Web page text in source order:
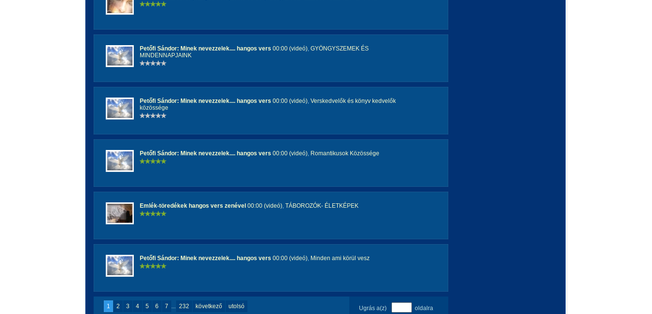
Petőfi Sándor: Minek nevezzelek.... hangos vers 00:00 (videó), GYÖNGYSZEMEK ÉS
MINDENNAPJAINK
Petőfi Sándor: Minek nevezzelek.... hangos vers 00:00 (videó), Verskedvelők és könyv kedvelők
közössége
Petőfi Sándor: Minek nevezzelek.... hangos vers 00:00 (videó), Romantikusok Közössége
Emlék-töredékek hangos vers zenével 00:00 (videó), TÁBOROZÓK- ÉLETKÉPEK
Petőfi Sándor: Minek nevezzelek.... hangos vers 00:00 (videó), Minden ami körül vesz
Ugrás a(z) oldalra
1 2 3 4 5 6 7 ... 232 következő utolsó